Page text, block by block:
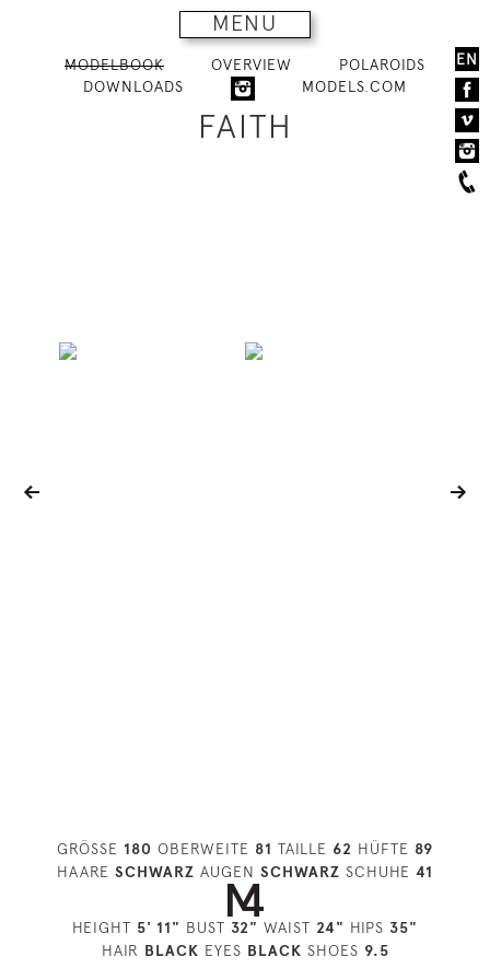
MENU
EN
MODELBOOK OVERVIEW
POLAROIDS
DOWNLOADS
MODELS.COM
FAITH
GRÖSSE 180 OBERWEITE 81 TAILLE 62 HÜFTE 89
HAARE SCHWARZ AUGEN SCHWARZ SCHUHE 41
HEIGHT 5' 11" BUST 32" WAIST 24" HIPS 35"
HAIR BLACK EYES BLACK SHOES 9.5